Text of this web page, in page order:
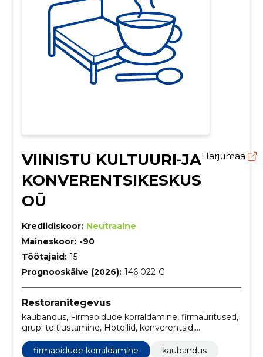
VIINISTU KULTUURI-JA
KONVERENTSIKESKUS
OÜ
Harjumaa
Krediidiskoor: Neutraalne
Maineskoor: -90
Töötajaid: 15
Prognooskäive (2026): 146 022 €
Restoranitegevus
kaubandus, Firmapidude korraldamine, firmaüritused,
grupi toitlustamine, Hotellid, konverentsid,
Konverentside korraldamine, Konverentsikeskus,
Konverentsiruumid, Konverentsiteenused ja tehnika
firmapidude korraldamine
kaubandus